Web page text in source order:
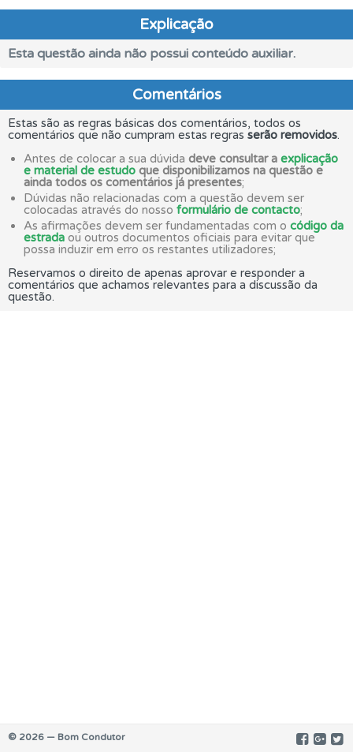
Explicação
Esta questão ainda não possui conteúdo auxiliar.
Comentários
Estas são as regras básicas dos comentários, todos os
comentários que não cumpram estas regras serão removidos.
Antes de colocar a sua dúvida deve consultar a explicação
e material de estudo que disponibilizamos na questão e
ainda todos os comentários já presentes;
Dúvidas não relacionadas com a questão devem ser
colocadas através do nosso formulário de contacto;
As afirmações devem ser fundamentadas com o código da
estrada ou outros documentos oficiais para evitar que
possa induzir em erro os restantes utilizadores;
Reservamos o direito de apenas aprovar e responder a
comentários que achamos relevantes para a discussão da
questão.
© 2026 — Bom Condutor